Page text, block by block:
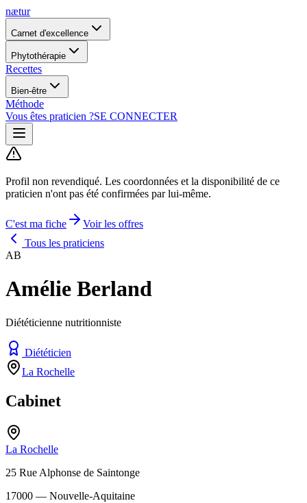
nætur
Carnet d'excellence
Phytothérapie
Recettes
Bien-être
Méthode
Vous êtes praticien ?SE CONNECTER
Profil non revendiqué. Les coordonnées et la disponibilité de ce
praticien n'ont pas été confirmées par lui-même.
C'est ma fiche
Voir les offres
Tous les praticiens
AB
Amélie Berland
Diététicienne nutritionniste
Diététicien
La Rochelle
Cabinet
La Rochelle
25 Rue Alphonse de Saintonge
17000 — Nouvelle-Aquitaine